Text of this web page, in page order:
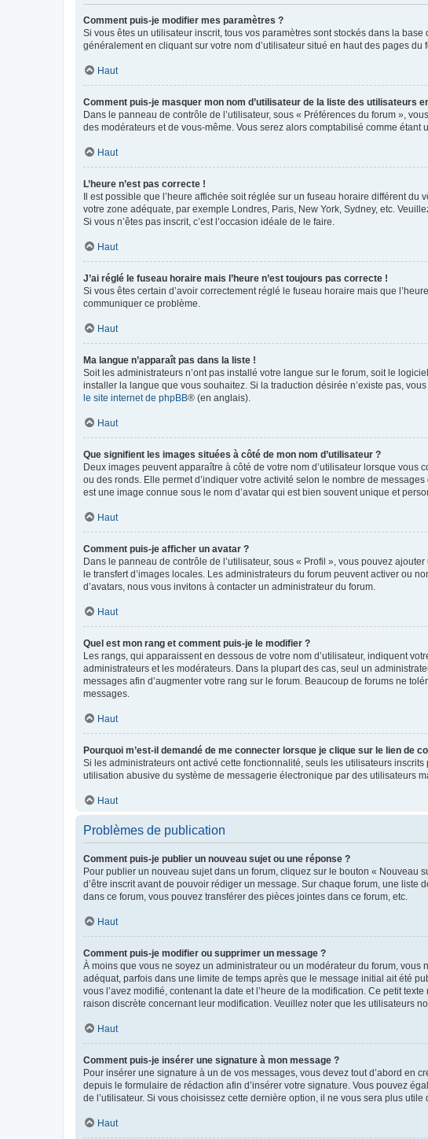
Comment puis-je modifier mes paramètres ?
Si vous êtes un utilisateur inscrit, tous vos paramètres sont stockés dans la
généralement en cliquant sur votre nom d’utilisateur situé en haut des pages
Haut
Comment puis-je masquer mon nom d’utilisateur de la liste des utilisateurs
Dans le panneau de contrôle de l’utilisateur, sous « Préférences du forum »,
des modérateurs et de vous-même. Vous serez alors comptabilisé comme étant
Haut
L’heure n’est pas correcte !
Il est possible que l’heure affichée soit réglée sur un fuseau horaire différent
votre zone adéquate, par exemple Londres, Paris, New York, Sydney, etc.
Si vous n’êtes pas inscrit, c’est l’occasion idéale de le faire.
Haut
J’ai réglé le fuseau horaire mais l’heure n’est toujours pas correcte !
Si vous êtes certain d’avoir correctement réglé le fuseau horaire mais que
communiquer ce problème.
Haut
Ma langue n’apparaît pas dans la liste !
Soit les administrateurs n’ont pas installé votre langue sur le forum, soit le
installer la langue que vous souhaitez. Si la traduction désirée n’existe pas,
le site internet de phpBB® (en anglais).
Haut
Que signifient les images situées à côté de mon nom d’utilisateur ?
Deux images peuvent apparaître à côté de votre nom d’utilisateur lorsque
ou des ronds. Elle permet d’indiquer votre activité selon le nombre de
est une image connue sous le nom d’avatar qui est bien souvent unique et
Haut
Comment puis-je afficher un avatar ?
Dans le panneau de contrôle de l’utilisateur, sous « Profil », vous pouvez
le transfert d’images locales. Les administrateurs du forum peuvent activer ou
d’avatars, nous vous invitons à contacter un administrateur du forum.
Haut
Quel est mon rang et comment puis-je le modifier ?
Les rangs, qui apparaissent en dessous de votre nom d’utilisateur, indiquent
administrateurs et les modérateurs. Dans la plupart des cas, seul un
messages afin d’augmenter votre rang sur le forum. Beaucoup de forums ne
messages.
Haut
Pourquoi m’est-il demandé de me connecter lorsque je clique sur le lien de
Si les administrateurs ont activé cette fonctionnalité, seuls les utilisateurs
utilisation abusive du système de messagerie électronique par des utilisateurs
Haut
Problèmes de publication
Comment puis-je publier un nouveau sujet ou une réponse ?
Pour publier un nouveau sujet dans un forum, cliquez sur le bouton « Nouveau
d’être inscrit avant de pouvoir rédiger un message. Sur chaque forum, une
dans ce forum, vous pouvez transférer des pièces jointes dans ce forum, etc.
Haut
Comment puis-je modifier ou supprimer un message ?
À moins que vous ne soyez un administrateur ou un modérateur du forum,
adéquat, parfois dans une limite de temps après que le message initial ait été
vous l’avez modifié, contenant la date et l’heure de la modification. Ce petit
raison discrète concernant leur modification. Veuillez noter que les utilisateurs
Haut
Comment puis-je insérer une signature à mon message ?
Pour insérer une signature à un de vos messages, vous devez tout d’abord en
depuis le formulaire de rédaction afin d’insérer votre signature. Vous pouvez
de l’utilisateur. Si vous choisissez cette dernière option, il ne vous sera plus
Haut